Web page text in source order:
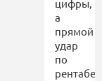
цифры,
а
прямой
удар
по